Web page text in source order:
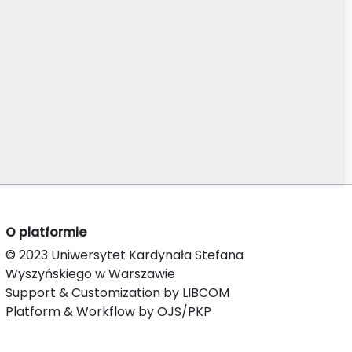
O platformie
© 2023 Uniwersytet Kardynała Stefana
Wyszyńskiego w Warszawie
Support & Customization by LIBCOM
Platform & Workflow by OJS/PKP